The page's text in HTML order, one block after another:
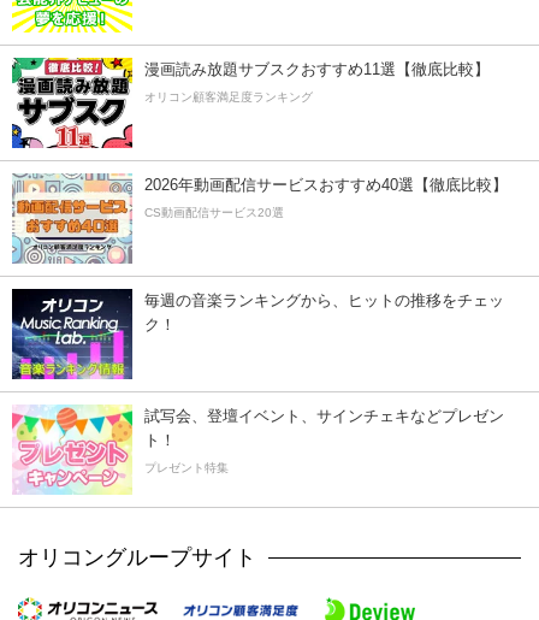
漫画読み放題サブスクおすすめ11選【徹底比較】
オリコン顧客満足度ランキング
2026年動画配信サービスおすすめ40選【徹底比較】
CS動画配信サービス20選
毎週の音楽ランキングから、ヒットの推移をチェッ
ク！
試写会、登壇イベント、サインチェキなどプレゼン
ト！
プレゼント特集
オリコングループサイト